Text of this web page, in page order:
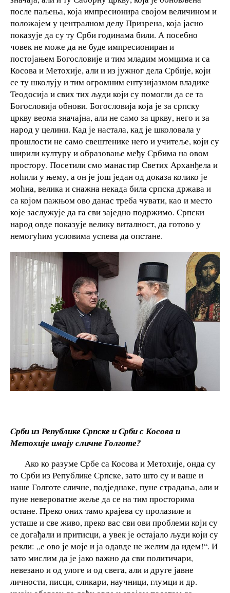
после паљења, која импресионира својом величином и
положајем у централном делу Призрена, која јасно
показује да су ту Срби годинама били. А посебно
човек не може да не буде импресиониран и
постојањем Богословије и тим младим момцима и са
Косова и Метохије, али и из јужног дела Србије, који
се ту школују и тим огромним ентузијазмом владике
Теодосија и свих тих људи који су помогли да се та
Богословија обнови. Богословија која је за српску
цркву веома значајна, али не само за цркву, него и за
народ у целини. Кад је настала, кад је школовала у
прошлости не само свештенике него и учитеље, који су
ширили културу и образовање међу Србима на овом
простору. Посетили смо манастир Светих Арханђела и
ноћили у њему, а он је још један од доказа колико је
моћна, велика и снажна некада била српска држава и
са којом пажњом ово данас треба чувати, као и место
које заслужује да га сви заједно подржимо. Српски
народ овде показује велику виталност, да готово у
немогућим условима успева да опстане.
Срби из Републике Српске и Срби с Косова и
Метохије имају сличне Голготе?
Ако ко разуме Србе са Косова и Метохије, онда су
то Срби из Републике Српске, зато што су и ваше и
наше Голготе сличне, подједнаке, пуне страдања, али и
пуне невероватне жеље да се на тим просторима
остане. Преко оних тамо крајева су пролазиле и
усташе и све живо, преко вас сви ови проблеми који су
се догађали и притисци, а увек је остајало људи који су
рекли: ,,е ово је моје и ја одавде не желим да идем!“. И
зато мислим да је јако важно да сви политичари,
невезано и од улоге и од свега, али и друге јавне
личности, писци, сликари, научници, глумци и др.